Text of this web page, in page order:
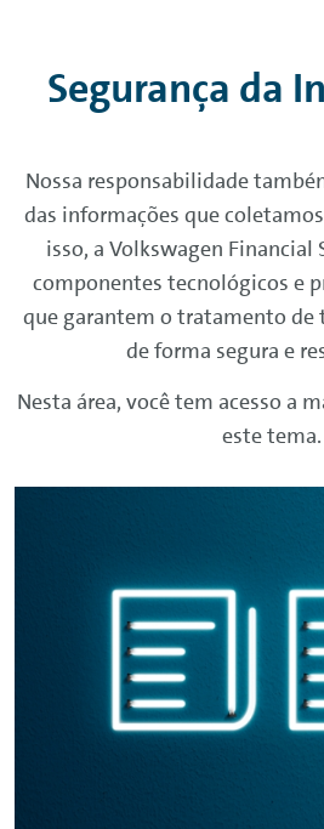
Segurança da
Nossa responsabilidade
das informações que
isso, a Volkswagen Financial
componentes tecnológicos e
que garantem o tratamento de
de forma segura e
Nesta área, você tem acesso a
este tema.